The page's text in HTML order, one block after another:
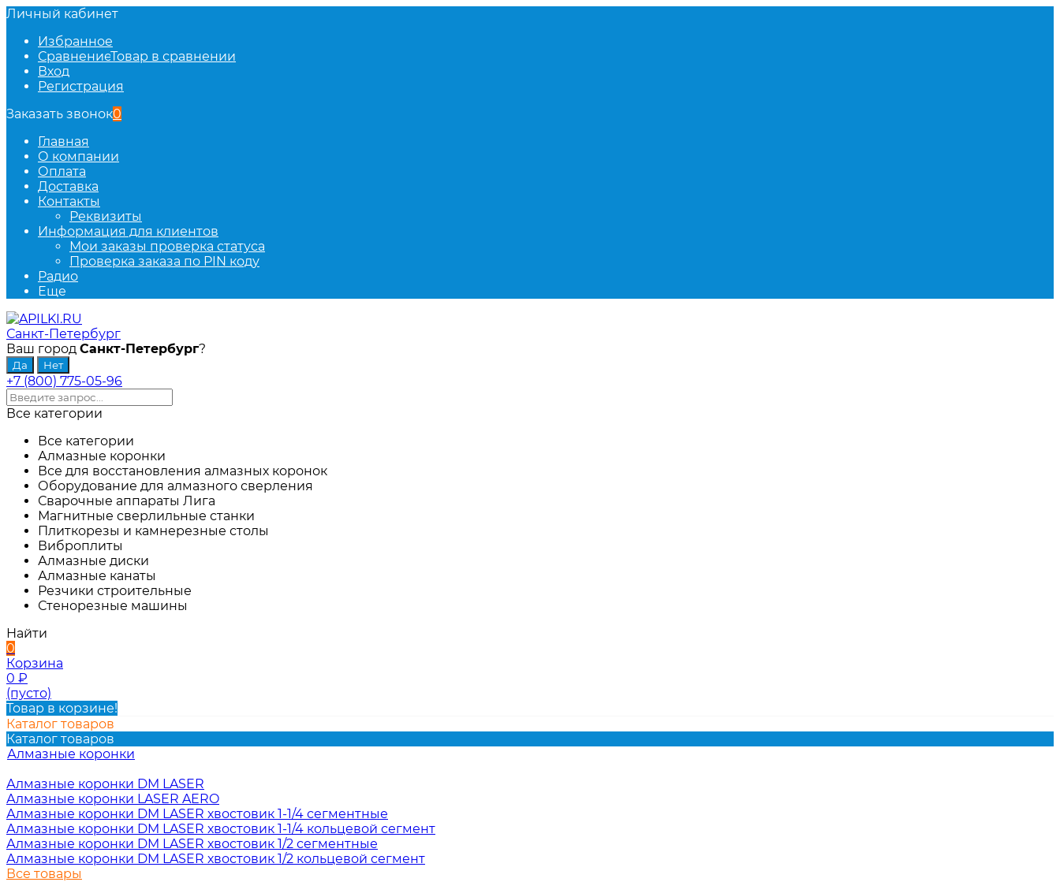
Личный кабинет
Избранное
СравнениеТовар в сравнении
Вход
Регистрация
Заказать звонок0
Главная
О компании
Оплата
Доставка
Контакты
Реквизиты
Информация для клиентов
Мои заказы проверка статуса
Проверка заказа по PIN коду
Радио
Еще
Санкт-Петербург
Ваш город Санкт-Петербург?
+7 (800) 775-05-96
Все категории
Все категории
Алмазные коронки
Все для восстановления алмазных коронок
Оборудование для алмазного сверления
Сварочные аппараты Лига
Магнитные сверлильные станки
Плиткорезы и камнерезные столы
Виброплиты
Алмазные диски
Алмазные канаты
Резчики строительные
Стенорезные машины
Найти
0
Корзина
0 ₽
(пусто)
Товар в корзине!
Каталог товаров
Каталог товаров
Алмазные коронки
Алмазные коронки DM LASER
Алмазные коронки LASER AERO
Алмазные коронки DM LASER хвостовик 1-1/4 сегментные
Алмазные коронки DM LASER хвостовик 1-1/4 кольцевой сегмент
Алмазные коронки DM LASER хвостовик 1/2 сегментные
Алмазные коронки DM LASER хвостовик 1/2 кольцевой сегмент
Все товары